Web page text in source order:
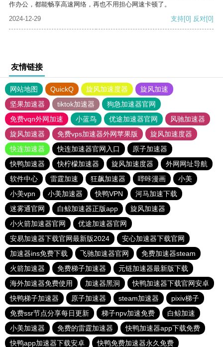
作办公，都能畅享高速网络，再也不用担心网速卡顿了。
2024-12-29
支持[0] 反对[0]
友情链接
网站地图 QuickQ 旋风加速度器
旋风加速
坚果加速器
tiktok加速器
狗急加速器官网
免费vqn外网加速
小蓝鸟 优途加速器官网
风驰加速器
旋风加速器
免费vps加速器外网苹果版
旋风加速度器
快连加速器
快连加速器官网入口
原子加速器
快鸭加速器
快柠檬加速器 旋风加速度器
外网网址导航
软件中心
雷霆加速 狂飙加速器 哔咔漫画
小美
小美vpn
小美加速器 快鸭VPN
河马加速下载
迷雾通官网
白鲸加速器正版app
旋风加速器
小火箭加速器官网
优途加速器官网
安易加速器下载官网最新版2024
安心加速器下载官网
加速器ins免费下载
飞驰加速器官网
免费加速器steam
火箭加速器
免费梯子加速器
元链加速器最新版下载
海外加速器免费使用
加速器黑洞
快鸭加速器下载官网安卓
快鸭梯子加速器
原子加速器 steam加速器
pixiv梯子
免费ssr节点分享每日更新
梯子npv加速免费
白鲸加速
小美加速器
免费的雷霆加速器
快鸭加速器app下载免费
快鸭app加速器下载安卓
快鸭免费加速器永久免费